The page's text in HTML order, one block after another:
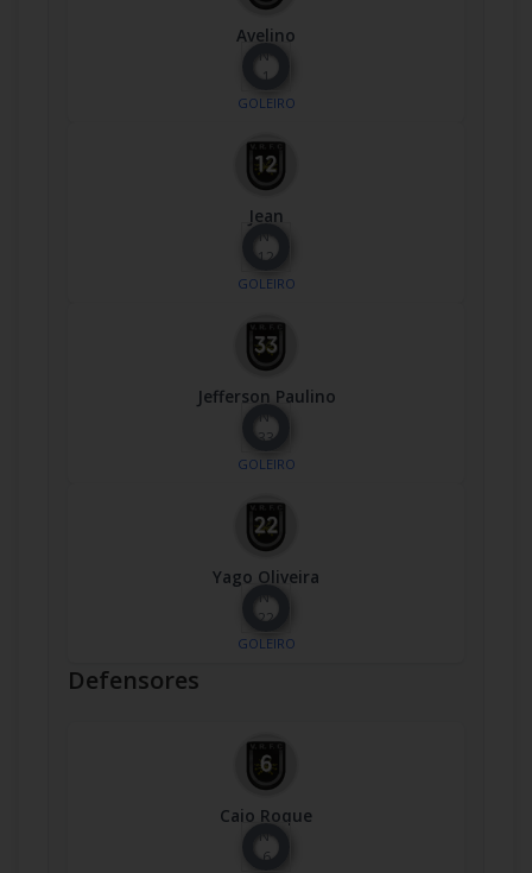
Avelino
Nº
1
GOLEIRO
Jean
Nº
12
GOLEIRO
Jefferson Paulino
Nº
33
GOLEIRO
Yago Oliveira
Nº
22
GOLEIRO
Defensores
Caio Roque
Nº
6